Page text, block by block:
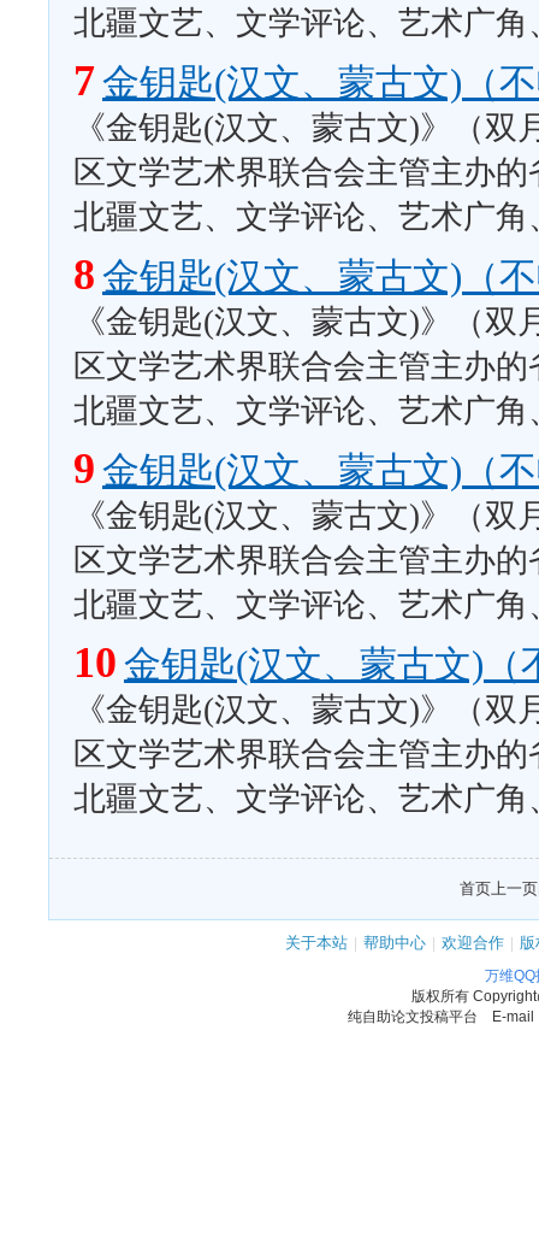
北疆文艺、文学评论、艺术广
7金钥匙(汉文、蒙古文)（
《金钥匙(汉文、蒙古文)》（
区文学艺术界联合会主管主办
北疆文艺、文学评论、艺术广
8 金钥匙(汉文、蒙古文)（
《金钥匙(汉文、蒙古文)》（
区文学艺术界联合会主管主办
北疆文艺、文学评论、艺术广
9 金钥匙(汉文、蒙古文)（
《金钥匙(汉文、蒙古文)》（
区文学艺术界联合会主管主办
北疆文艺、文学评论、艺术广
10 金钥匙(汉文、蒙古文)（
《金钥匙(汉文、蒙古文)》（
区文学艺术界联合会主管主办
北疆文艺、文学评论、艺术广
首页上一页
关于本站 | 帮助中心 | 欢迎合作 |
万维
版权所有
纯自助论文投稿平台 E-mail